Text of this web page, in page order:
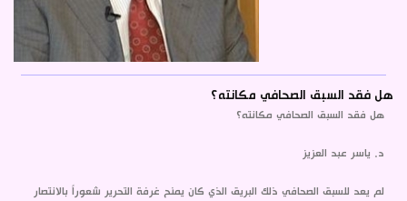
هل فقد السبق الصحافي مكانته؟
هل فقد السبق الصحافي مكانته؟
د. ياسر عبد العزيز
لم يعد للسبق الصحافي ذلك البريق الذي كان يمنح غرفة التحرير شعوراً بالانتصار